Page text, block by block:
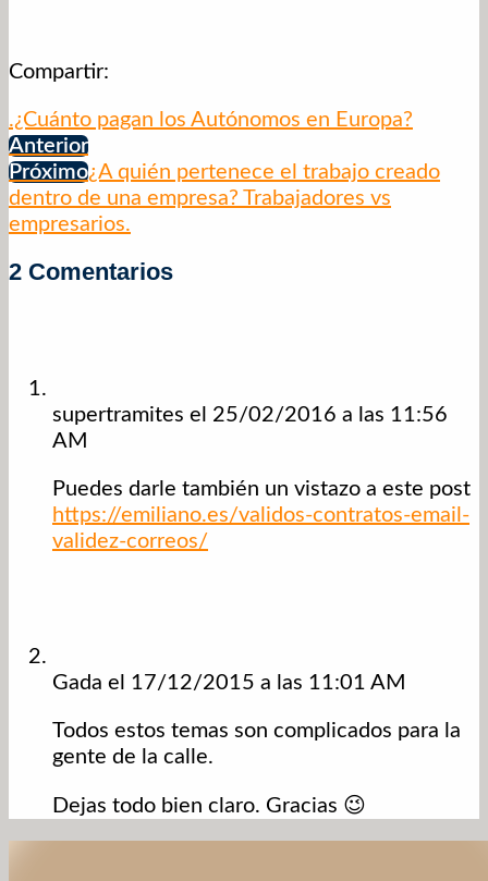
Compartir:
.¿Cuánto pagan los Autónomos en Europa?
Anterior
Próximo¿A quién pertenece el trabajo creado
dentro de una empresa? Trabajadores vs
empresarios.
2 Comentarios
supertramites el 25/02/2016 a las 11:56
AM
Puedes darle también un vistazo a este post
https://emiliano.es/validos-contratos-email-
validez-correos/
Gada el 17/12/2015 a las 11:01 AM
Todos estos temas son complicados para la
gente de la calle.
Dejas todo bien claro. Gracias 😉